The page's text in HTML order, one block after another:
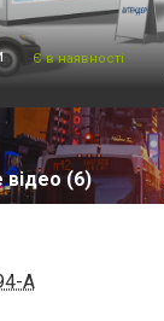
Є в наявності
(6)
А